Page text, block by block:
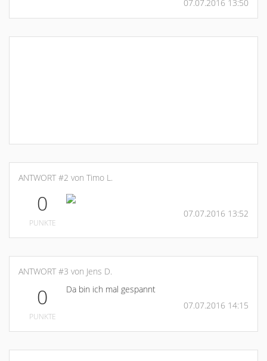
07.07.2016 13:50
ANTWORT #2 von Timo L.
0
PUNKTE
07.07.2016 13:52
ANTWORT #3 von Jens D.
0
PUNKTE
Da bin ich mal gespannt
07.07.2016 14:15